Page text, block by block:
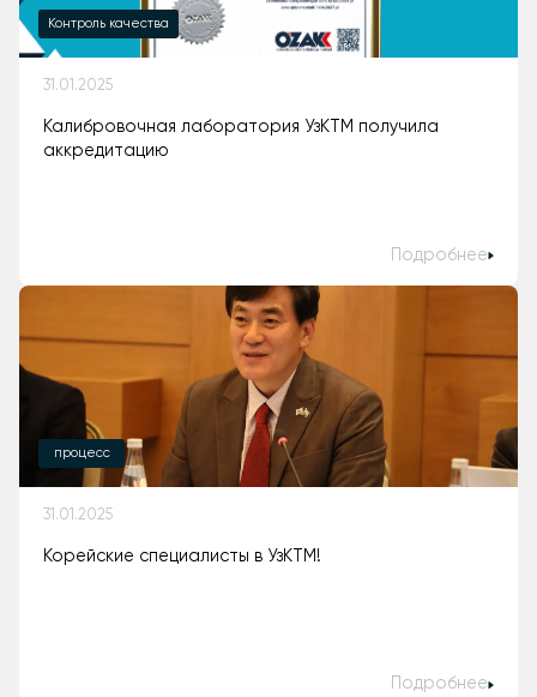
Контроль качества
31.01.2025
Калибровочная лаборатория УзКТМ получила
аккредитацию
Подробнее
процесс
31.01.2025
Корейские специалисты в УзКТМ!
Подробнее